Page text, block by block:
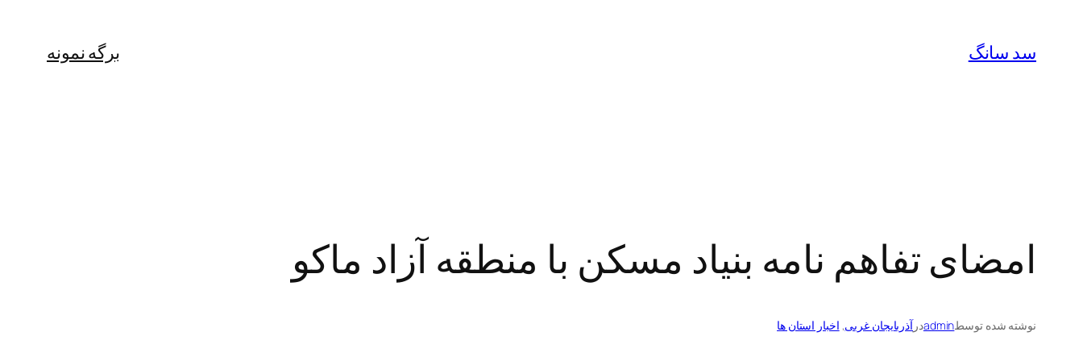
سد سانگ برگه نمونه
امضای تفاهم نامه بنیاد مسکن با منطقه آزاد ماکو
نوشته شده توسطadminدر آذربایجان غربی, اخبار استان ها